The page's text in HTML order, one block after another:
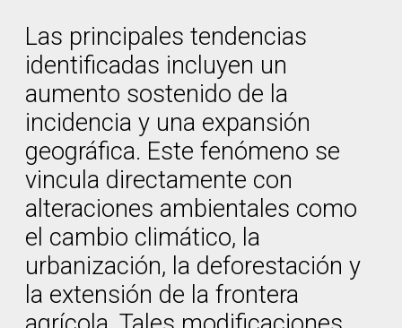
Las principales tendencias
identificadas incluyen un
aumento sostenido de la
incidencia y una expansión
geográfica. Este fenómeno se
vincula directamente con
alteraciones ambientales como
el cambio climático, la
urbanización, la deforestación y
la extensión de la frontera